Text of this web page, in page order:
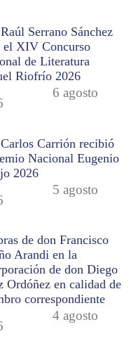
Serrano Sánchez
el XIV Concurso
de Literatura
Riofrío 2026
6 agosto
Carrión recibió
Nacional Eugenio
2026
5 agosto
de don Francisco
Arandi en la
de don Diego
Ordóñez en calidad de
correspondiente
4 agosto